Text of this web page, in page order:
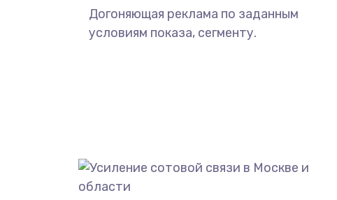
Догоняющая реклама по заданным
условиям показа, сегменту.